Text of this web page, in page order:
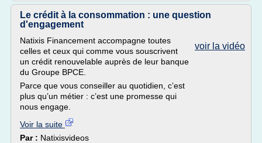
Le crédit à la consommation : une question
d'engagement
voir la vidéo
Natixis Financement accompagne toutes
celles et ceux qui comme vous souscrivent
un crédit renouvelable auprès de leur banque
du Groupe BPCE.
Parce que vous conseiller au quotidien, c’est
plus qu’un métier : c’est une promesse qui
nous engage.
Voir la suite
Par : Natixisvideos